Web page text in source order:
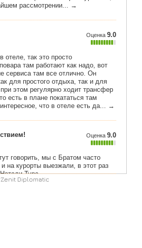
Zenit Diplomatic